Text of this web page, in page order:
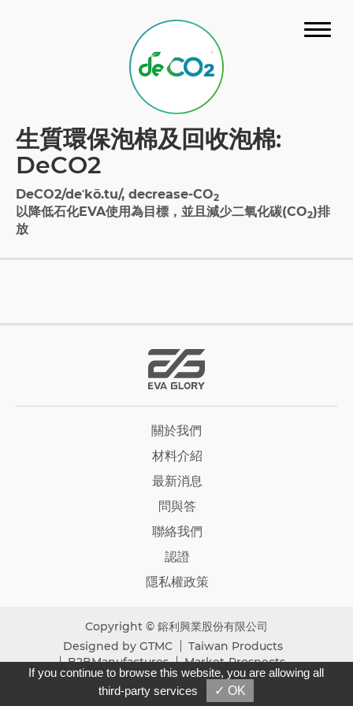
生質環保泡棉及回收泡棉:
DeCO2
DeCO2/deˈkō.tu/, decrease-CO2
以降低石化EVA使用為目標，並且減少二氧化碳(CO2)排
放
關於我們
材料介紹
最新消息
問與答
聯絡我們
認證
隱私權政策
Copyright © 鎔利興業股份有限公司
Designed by GTMC
Taiwan Products
B2BManufactures
Market-Prospects
材料介紹
最新消息
問與答
If you continue to browse this website, you are allowing all
third-party services
✓ OK